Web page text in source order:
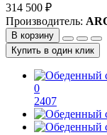
314 500 ₽
Производитель:
В корзину
Купить в один клик
0
2407